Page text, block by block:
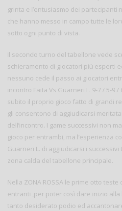
grinta e l’entusiasmo dei partecipanti
che hanno messo in campo tutte le
sotto ogni punto di vista.
Il secondo turno del tabellone vede
schieramento di giocatori più esperti
nessuno cede il passo ai giocatori
incontro Faita Vs Guarneri L. 9-7 / 5-9 /
subito il proprio gioco fatto di grandi
gli consentono di aggiudicarsi
dell’incontro. I game successivi non
gioco per entrambi, ma l’esperienza
Guarneri L. di aggiudicarsi i
zona calda del tabellone principale.
Nella ZONA ROSSA le prime otto
entranti ,per poter così dare inizio
tanto desiderato podio ed